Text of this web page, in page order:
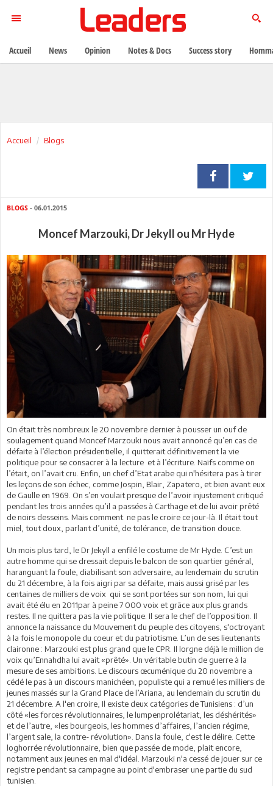
Accueil Blogs
BLOGS - 06.01.2015
Moncef Marzouki, Dr Jekyll ou Mr Hyde
On était très nombreux le 20 novembre dernier à pousser un ouf de
soulagement quand Moncef Marzouki nous avait annoncé qu’en cas de
défaite à l’élection présidentielle, il quitterait définitivement la vie
politique pour se consacrer à la lecture et à l’écriture. Naïfs comme on
l’était, on l’avait cru. Enfin, un chef d’Etat arabe qui n'hésitera pas à tirer
les leçons de son échec, comme Jospin, Blair, Zapatero, et bien avant eux
de Gaulle en 1969. On s’en voulait presque de l’avoir injustement critiqué
pendant les trois années qu’il a passées à Carthage et de lui avoir prêté
de noirs desseins. Mais comment ne pas le croire ce jour-là. Il était tout
miel, tout doux, parlant d’unité, de tolérance, de transition douce.
Un mois plus tard, le Dr Jekyll a enfilé le costume de Mr Hyde. C’est un
autre homme qui se dressait depuis le balcon de son quartier général,
haranguant la foule, diabilisant son adversaire, au lendemain du scrutin
du 21 décembre, à la fois aigri par sa défaite, mais aussi grisé par les
centaines de milliers de voix qui se sont portées sur son nom, lui qui
avait été élu en 2011par à peine 7 000 voix et grâce aux plus grands
restes. Il ne quittera pas la vie politique. Il sera le chef de l’opposition. Il
annonce la naissance du Mouvement du peuple des citoyens, s'octroyant
à la fois le monopole du coeur et du patriotisme. L’un de ses lieutenants
claironne : Marzouki est plus grand que le CPR. Il lorgne déjà le million de
voix qu’Ennahdha lui avait «prêté». Un véritable butin de guerre à la
mesure de ses ambitions. Le discours œcuménique du 20 novembre a
cédé le pas à un discours manichéen, populiste qui a remué les milliers de
jeunes massés sur la Grand Place de l’Ariana, au lendemain du scrutin du
21 décembre. A l'en croire, Il existe deux catégories de Tunisiens : d’un
côté «les forces révolutionnaires, le lumpenprolétariat, les déshérités»
et de l’autre, «les bourgeois, les hommes d’affaires, l’ancien régime,
l’argent sale, la contre- révolution». Dans la foule, c'est le délire. Cette
loghorrée révolutionnaire, bien que passée de mode, plait encore,
notamment aux jeunes en mal d'idéal. Marzouki n'a cessé de jouer sur ce
registre pendant sa campagne au point d'embraser une partie du sud
tunisien.
Accueil News Opinion Notes & Docs Success story